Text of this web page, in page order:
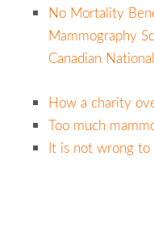
No Mortality
Mammography
Canadian
How a charity
Too much
It is not wrong to